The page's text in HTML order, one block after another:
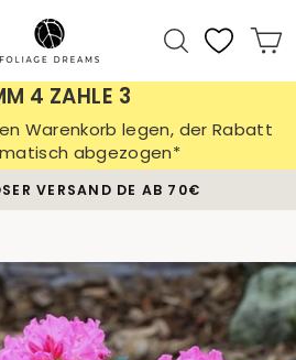
Suche
4 ZAHLE 3
Warenkorb legen, der Rabatt
abgezogen*
Pause
30 TAGE PFLANZEN-GARANTIE